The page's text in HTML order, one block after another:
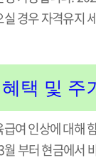
경우 자격유지
택 및 주
여 인상에 대해
부터 현금에서